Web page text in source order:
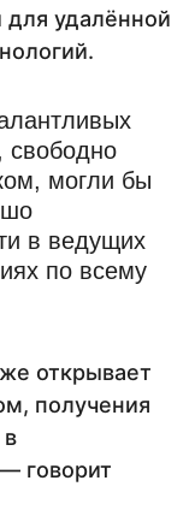
удалённой
свободно
могли бы
в ведущих
по всему
открывает
получения
в
говорит